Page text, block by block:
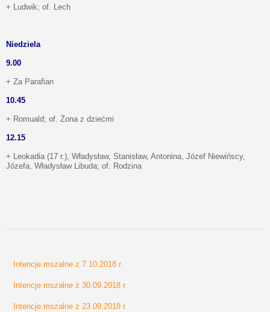
+ Ludwik; of. Lech
Niedziela
9.00
+ Za Parafian
10.45
+ Romuald; of. Żona z dziećmi
12.15
+ Leokadia (17 r.), Władysław, Stanisław, Antonina, Józef Niewińscy,
Józefa, Władysław Libuda; of. Rodzina
Intencje mszalne z 7.10.2018 r.
Intencje mszalne z 30.09.2018 r.
Intencje mszalne z 23.09.2018 r.